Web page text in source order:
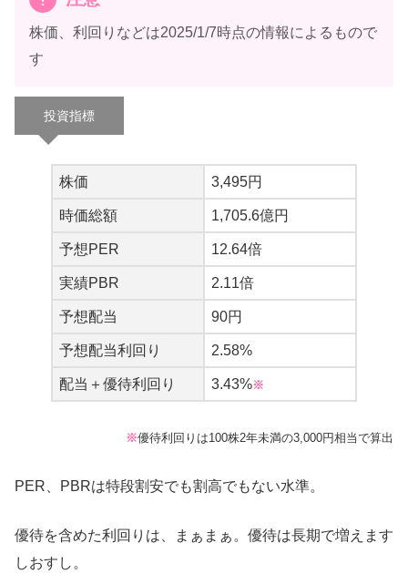
ラビ
(´；ω；｀)ﾌﾞﾜｯ
株価、利回りなどは2025/1/7時点の情報によるもので
す
投資指標
株価 3,495円
時価総額 1,705.6億円
予想PER 12.64倍
実績PBR 2.11倍
予想配当 90円
予想配当利回り 2.58%
配当＋優待利回り 3.43%※
※優待利回りは100株2年未満の3,000円相当で算出
PER、PBRは特段割安でも割高でもない水準。
優待を含めた利回りは、まぁまぁ。優待は長期で増えます
しおすし。